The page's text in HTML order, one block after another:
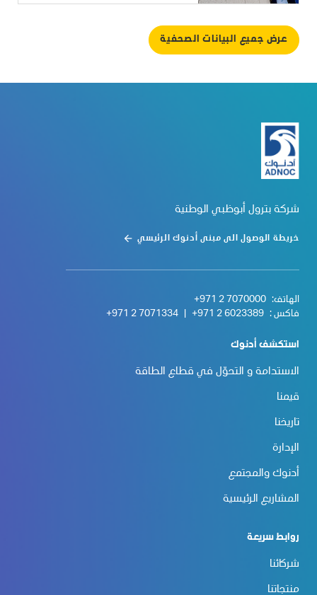
عرض جميع البيانات الصحفية
شركة بترول أبوظبي الوطنية
خريطة الوصول الى مبنى أدنوك الرئيسي
الهاتف: +971 2 7070000
فاكس : +971 2 6023389
+971 2 7071334
استكشف أدنوك
الاستدامة و التحوّل في قطاع الطاقة
قيمنا
تاريخنا
الإدارة
أدنوك والمجتمع
المشاريع الرئيسية
روابط سريعة
شركائنا
منتجاتنا